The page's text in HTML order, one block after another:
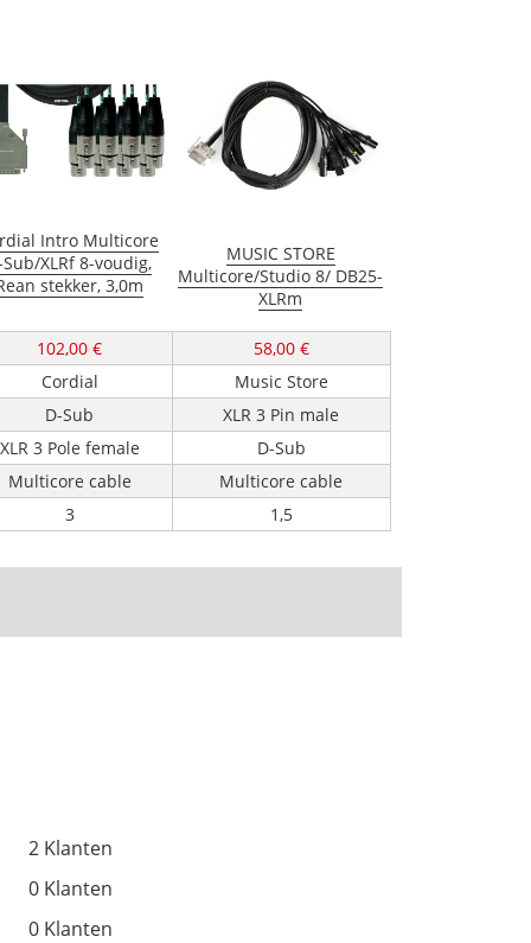
Intro Multicore
Sub/XLRf 8-voudig,
stekker, 3,0m
MUSIC STORE
Multicore/Studio 8/ DB25-
XLRm
102,00 €
58,00 €
Cordial
Music Store
D-Sub
XLR 3 Pin male
XLR 3 Pole female
D-Sub
Multicore cable
Multicore cable
3 1,5
2 Klanten
0 Klanten
0 Klanten